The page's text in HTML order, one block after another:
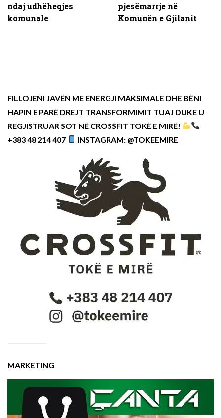
ndaj udhëheqjes
komunale
pjesëmarrje në
Komunën e Gjilanit
FILLOJENI JAVËN ME ENERGJI MAKSIMALE DHE BËNI
HAPIN E PARË DREJT TRANSFORMIMIT TUAJ DUKE U
REGJISTRUAR SOT NË CROSSFIT TOKË E MIRË!
+383 48 214 407
INSTAGRAM: @TOKEEMIRE
MARKETING